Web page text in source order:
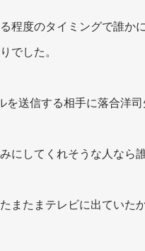
程度のタイミングで誰か
でした。
を送信する相手に落合洋
にしてくれそうな人なら
またまテレビに出ていた